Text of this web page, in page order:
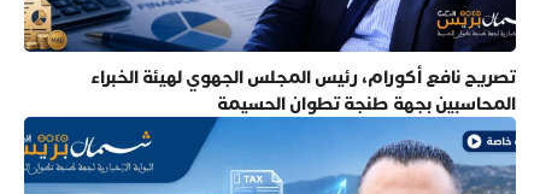
تصريح نافع أكورام، رئيس المجلس الجهوي لهيئة الخبراء
المحاسبين بجهة طنجة تطوان الحسيمة